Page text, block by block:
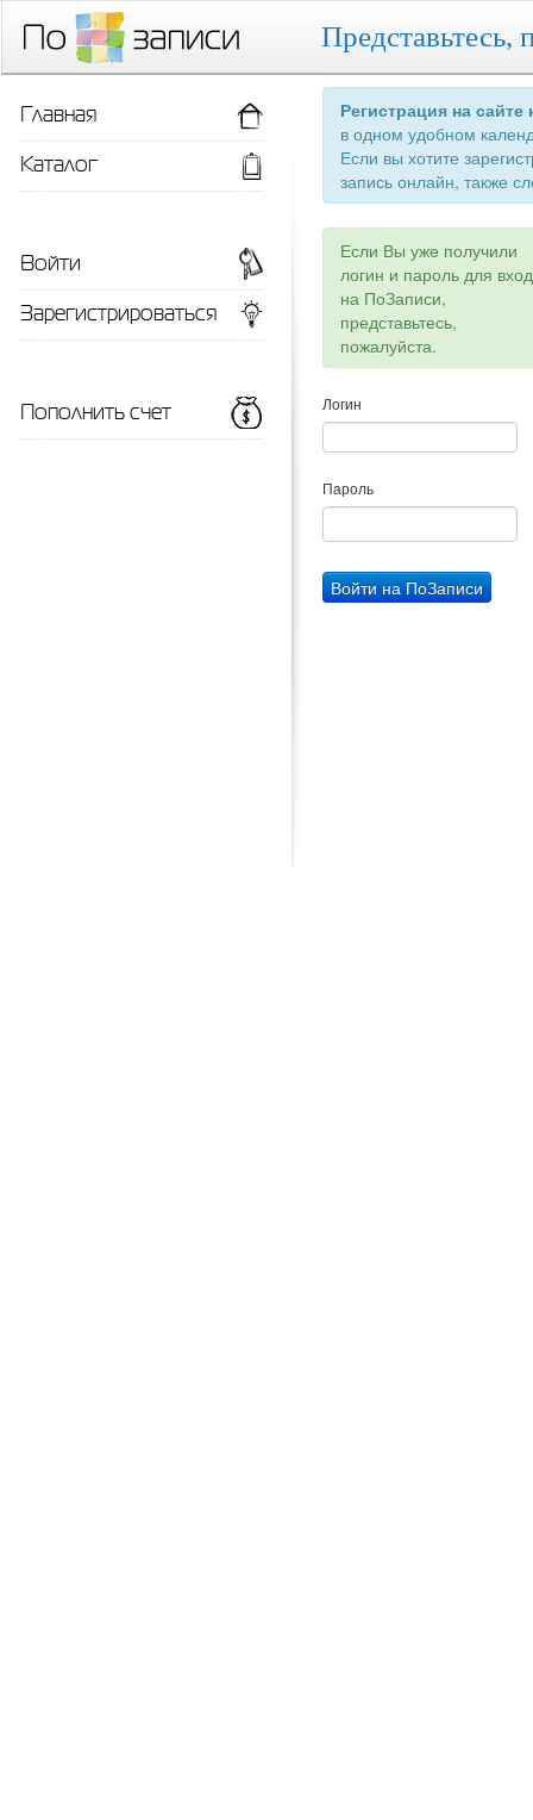
Представьтесь,
Регистрация на
в одном удобном
Если вы хотите
запись онлайн, также
Если Вы уже получили
логин и пароль для
на ПоЗаписи,
представьтесь,
пожалуйста.
Логин
Пароль
Главная
Каталог
Войти
Зарегистрироваться
Пополнить счет